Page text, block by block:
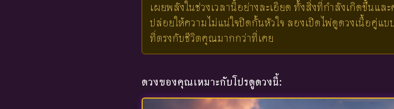
เผยพลังในช่วงเวลานี้อย่างละเอียด ทั้งสิ่งที่กำลังเกิดขึ้นแ
ปล่อยให้ความไม่แน่ใจปิดกั้นหัวใจ ลองเปิดไพ่ดูดวงเนื้อคู่แ
ที่ตรงกับชีวิตคุณมากกว่าที่เคย
ดวงของคุณเหมาะกับโปรดูดวงนี้: